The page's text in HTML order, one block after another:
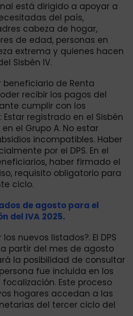
está dirigido a apoyar a
del país,
cabeza de hogar,
de edad, personas en
extrema y quienes hacen
Sisbén IV.
beneficiario de Renta
recibir los pagos del
cumplir con los
registrado en el Sisbén
el Grupo A. No estar
incompatibles. Haber
por el DPS. En el
haber firmado el
requisito obligatorio para
ciclo.
de agosto para el
del IVA 2025.
nuevos listados?. El DPS
partir del mes de agosto
la posibilidad de consultar
fue incluida en los
Este proceso
hogares accedan a las
del tercer ciclo del